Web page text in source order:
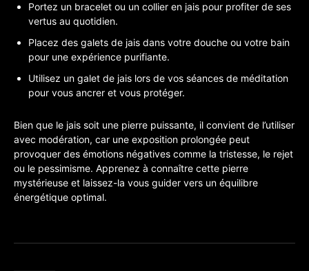
Portez un bracelet ou un collier en jais pour profiter de ses
vertus au quotidien.
Placez des galets de jais dans votre douche ou votre bain
pour une expérience purifiante.
Utilisez un galet de jais lors de vos séances de méditation
pour vous ancrer et vous protéger.
Bien que le jais soit une pierre puissante, il convient de l’utiliser
avec modération, car une exposition prolongée peut
provoquer des émotions négatives comme la tristesse, le rejet
ou le pessimisme. Apprenez à connaître cette pierre
mystérieuse et laissez-la vous guider vers un équilibre
énergétique optimal.